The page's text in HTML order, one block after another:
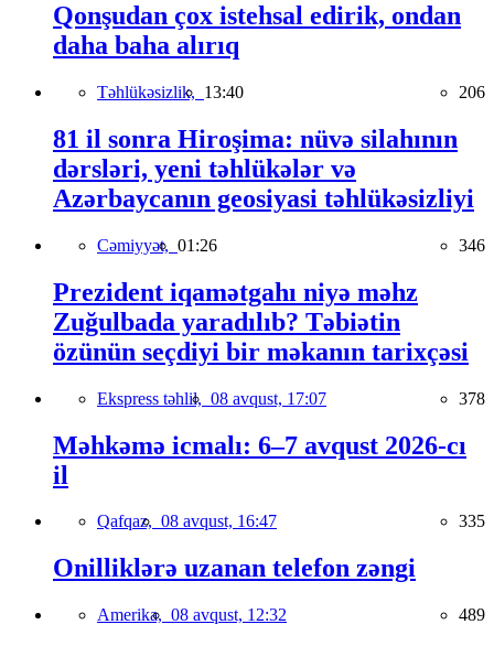
Qonşudan çox istehsal edirik, ondan
daha baha alırıq
Təhlükəsizlik, 13:40 206
81 il sonra Hiroşima: nüvə silahının
dərsləri, yeni təhlükələr və
Azərbaycanın geosiyasi təhlükəsizliyi
Cəmiyyət, 01:26 346
Prezident iqamətgahı niyə məhz
Zuğulbada yaradılıb? Təbiətin
özünün seçdiyi bir məkanın tarixçəsi
Ekspress təhlil, 08 avqust, 17:07 378
Məhkəmə icmalı: 6–7 avqust 2026-cı
il
Qafqaz, 08 avqust, 16:47 335
Onilliklərə uzanan telefon zəngi
Amerika, 08 avqust, 12:32 489